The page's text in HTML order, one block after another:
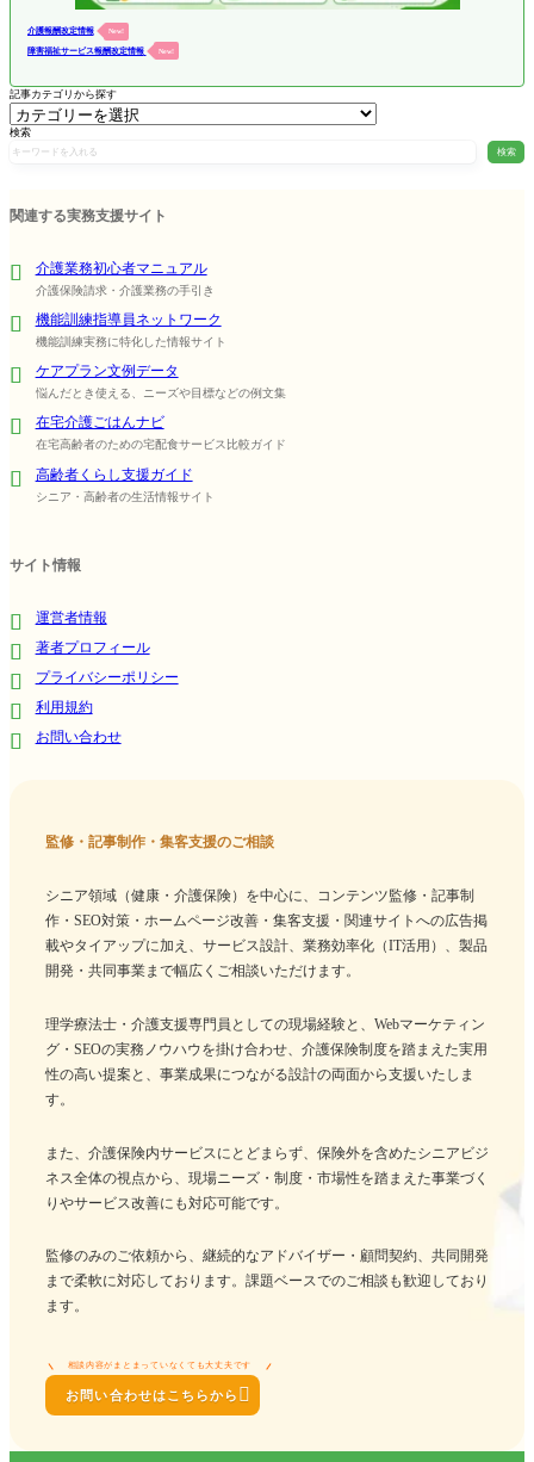
介護報酬改定情報 New!
障害福祉サービス報酬改定情報 New!
記事カテゴリから探す
検索
検索
関連する実務支援サイト
介護業務初心者マニュアル
介護保険請求・介護業務の手引き
機能訓練指導員ネットワーク
機能訓練実務に特化した情報サイト
ケアプラン文例データ
悩んだとき使える、ニーズや目標などの例文集
在宅介護ごはんナビ
在宅高齢者のための宅配食サービス比較ガイド
高齢者くらし支援ガイド
シニア・高齢者の生活情報サイト
サイト情報
運営者情報
著者プロフィール
プライバシーポリシー
利用規約
お問い合わせ
監修・記事制作・集客支援のご相談
シニア領域（健康・介護保険）を中心に、コンテンツ監修・記事制
作・SEO対策・ホームページ改善・集客支援・関連サイトへの広告掲
載やタイアップに加え、サービス設計、業務効率化（IT活用）、製品
開発・共同事業まで幅広くご相談いただけます。
理学療法士・介護支援専門員としての現場経験と、Webマーケティン
グ・SEOの実務ノウハウを掛け合わせ、介護保険制度を踏まえた実用
性の高い提案と、事業成果につながる設計の両面から支援いたしま
す。
また、介護保険内サービスにとどまらず、保険外を含めたシニアビジ
ネス全体の視点から、現場ニーズ・制度・市場性を踏まえた事業づく
りやサービス改善にも対応可能です。
監修のみのご依頼から、継続的なアドバイザー・顧問契約、共同開発
まで柔軟に対応しております。課題ベースでのご相談も歓迎しており
ます。
相談内容がまとまっていなくても大丈夫です
お問い合わせはこちらから 